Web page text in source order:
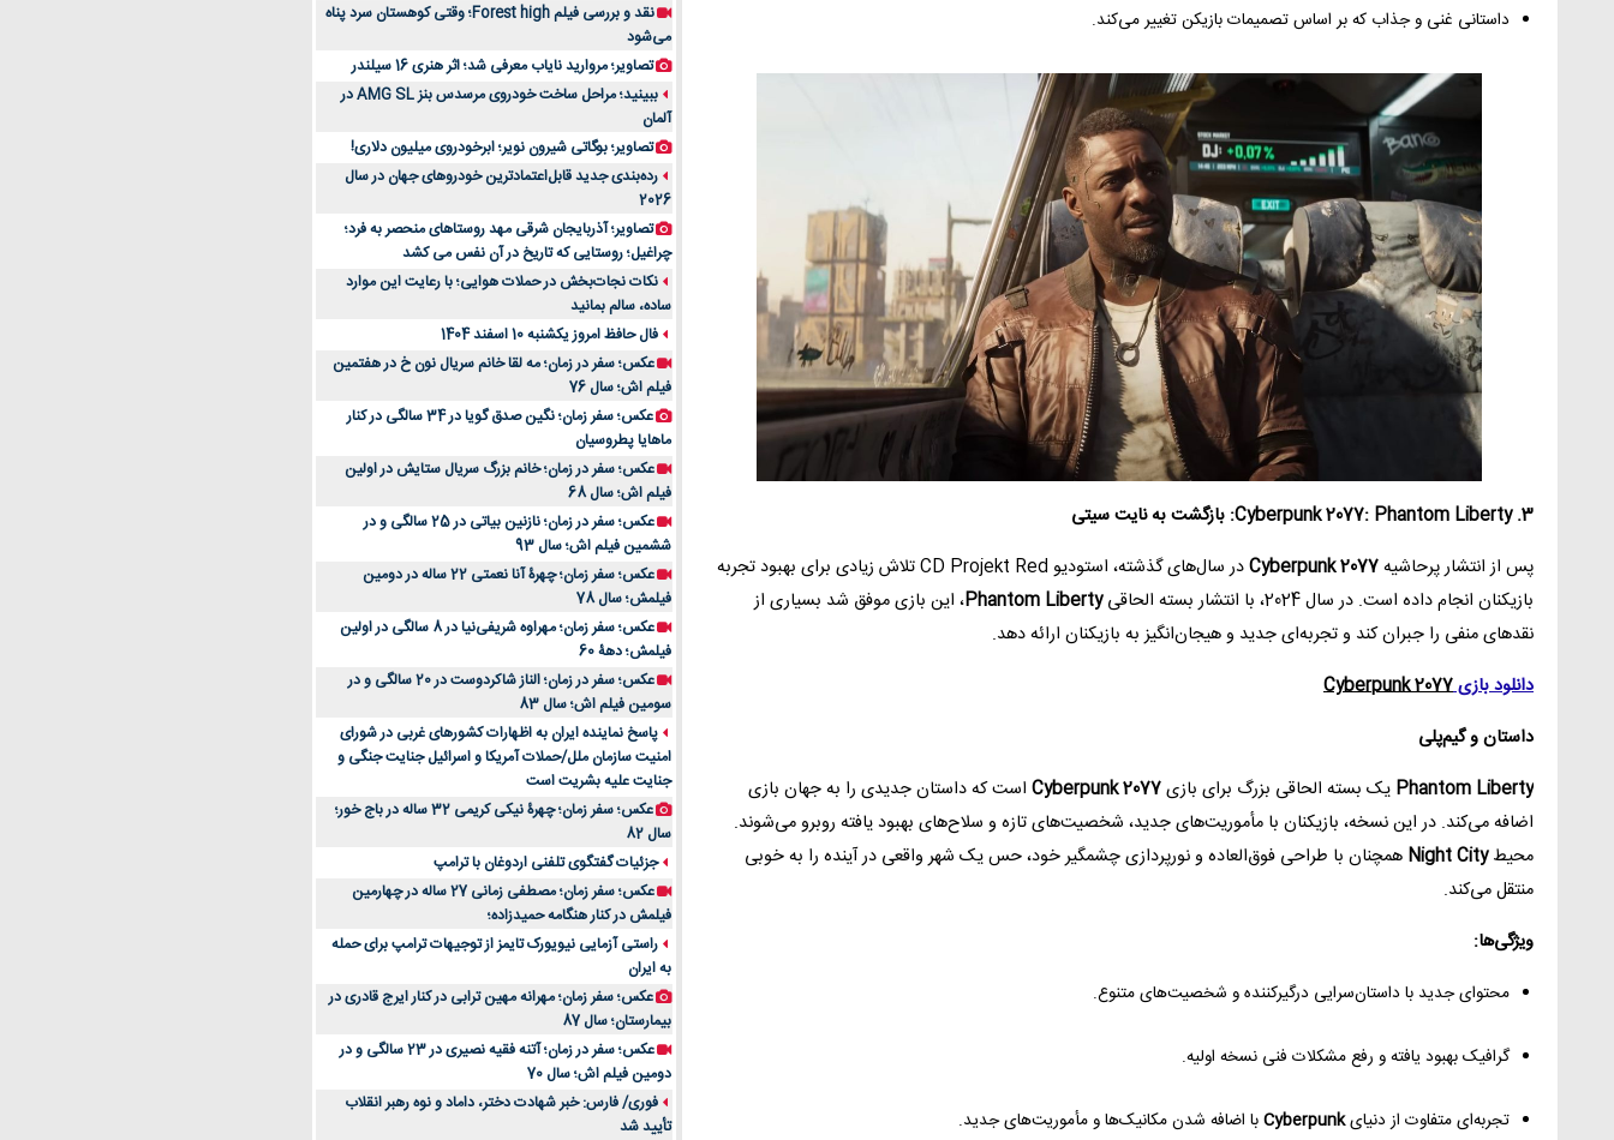
داستانی غنی و جذاب که بر اساس تصمیمات بازیکن تغییر می‌کند.
3. Cyberpunk 2077: Phantom Liberty: بازگشت به نایت سیتی
پس از انتشار پرحاشیهCyberpunk 2077
در سال‌های گذشته، استودیو CD Projekt Red تلاش زیادی برای بهبود تجربه
بازیکنان انجام داده است. در سال 2024، با انتشار بسته الحاقی
Phantom Liberty، این بازی موفق شد بسیاری از
نقدهای منفی را جبران کند و تجربه‌ای جدید و هیجان‌انگیز به بازیکنان ارائه دهد.
دانلود بازیCyberpunk 2077
داستان و گیم‌پلی
Phantom Liberty یک بسته الحاقی بزرگ برای بازیCyberpunk 2077 است که داستان جدیدی را به جهان بازی
اضافه می‌کند. در این نسخه، بازیکنان با مأموریت‌های جدید، شخصیت‌های تازه و سلاح‌های بهبود یافته روبرو می‌شوند.
محیطNight City همچنان با طراحی فوق‌العاده و نورپردازی چشمگیر خود، حس یک شهر واقعی در آینده را به خوبی
منتقل می‌کند.
ویژگی‌ها:
محتوای جدید با داستان‌سرایی درگیرکننده و شخصیت‌های متنوع.
گرافیک بهبود یافته و رفع مشکلات فنی نسخه اولیه.
تجربه‌ای متفاوت از دنیایCyberpunkبا اضافه شدن مکانیک‌ها و مأموریت‌های جدید.
نقد و بررسی فیلم Forest high؛ وقتی کوهستان سرد پناه
می‌شود
تصاویر؛ مروارید نایاب معرفی شد؛ اثر هنری 16 سیلندر
ببینید؛ مراحل ساخت خودروی مرسدس بنز AMG SL در
آلمان
تصاویر؛ بوگاتی شیرون نویر؛ ابرخودروی میلیون دلاری!
رده‌بندی جدید قابل‌اعتمادترین خودروهای جهان در سال
2026
تصاویر؛ آذربایجان شرقی مهد روستاهای منحصر به فرد؛
چراغیل؛ روستایی که تاریخ در آن نفس می کشد
نکات نجات‌بخش در حملات هوایی؛ با رعایت این موارد
ساده، سالم بمانید
فال حافظ امروز یکشنبه 10 اسفند 1404
عکس؛ سفر در زمان؛ مه لقا خانم سریال نون خ در هفتمین
فیلم اش؛ سال 76
عکس؛ سفر زمان؛ نگین صدق گویا در 34 سالگی در کنار
ماهایا پطروسیان
عکس؛ سفر در زمان؛ خانم بزرگ سریال ستایش در اولین
فیلم اش؛ سال 68
عکس؛ سفر در زمان؛ نازنین بیاتی در 25 سالگی و در
ششمین فیلم اش؛ سال 93
عکس؛ سفر زمان؛ چهرۀ آنا نعمتی 22 ساله در دومین
فیلمش؛ سال 78
عکس؛ سفر زمان؛ مهراوه شریفی‌نیا در 8 سالگی در اولین
فیلمش؛ دهۀ 60
عکس؛ سفر در زمان؛ الناز شاکردوست در 20 سالگی و در
سومین فیلم اش؛ سال 83
پاسخ نماینده ایران به اظهارات کشورهای غربی در شورای
امنیت سازمان ملل/حملات آمریکا و اسرائیل جنایت جنگی و
جنایت علیه بشریت است
عکس؛ سفر زمان؛ چهرۀ نیکی کریمی 32 ساله در باج خور؛
سال 82
جزئیات گفتگوی تلفنی اردوغان با ترامپ
عکس؛ سفر زمان؛ مصطفی زمانی 27 ساله در چهارمین
فیلمش در کنار هنگامه حمیدزاده؛
راستی آزمایی نیویورک تایمز از توجیهات ترامپ برای حمله
به ایران
عکس؛ سفر زمان؛ مهرانه مهین ترابی در کنار ایرج قادری در
بیمارستان؛ سال 87
عکس؛ سفر در زمان؛ آتنه فقیه نصیری در 23 سالگی و در
دومین فیلم اش؛ سال 70
فوری/ فارس: خبر شهادت دختر، داماد و نوه رهبر انقلاب
تأیید شد